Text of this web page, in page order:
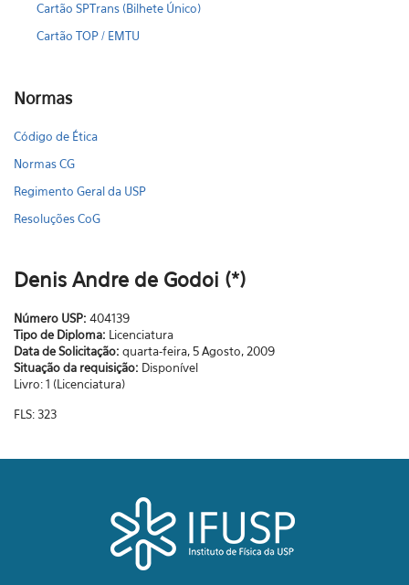
Cartão SPTrans (Bilhete Único)
Cartão TOP / EMTU
Normas
Código de Ética
Normas CG
Regimento Geral da USP
Resoluções CoG
Denis Andre de Godoi (*)
Número USP: 404139
Tipo de Diploma: Licenciatura
Data de Solicitação: quarta-feira, 5 Agosto, 2009
Situação da requisição: Disponível
Livro: 1 (Licenciatura)
FLS: 323